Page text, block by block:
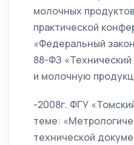
молочных
практической
«Федеральный
88-ФЗ
и молочную
-2008г. ФГУ
теме:
технической